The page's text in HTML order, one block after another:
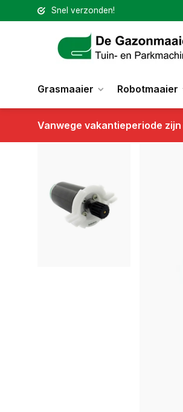
Snel verzonden!
Grasmaaier Robotmaaier
Vanwege vakantieperiode
Terug Maaimotor SPP6111A